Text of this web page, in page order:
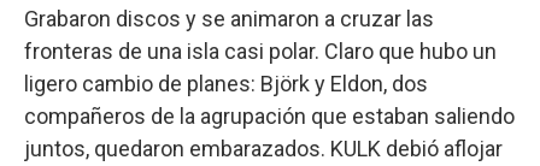
Grabaron discos y se animaron a cruzar las
fronteras de una isla casi polar. Claro que hubo un
ligero cambio de planes: Björk y Eldon, dos
compañeros de la agrupación que estaban saliendo
juntos, quedaron embarazados. KULK debió aflojar